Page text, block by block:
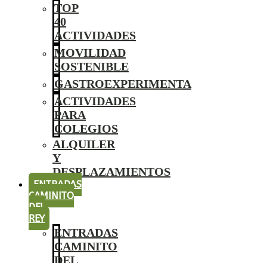
TOP
40
ACTIVIDADES
MOVILIDAD
SOSTENIBLE
GASTROEXPERIMENTA
ACTIVIDADES
PARA
COLEGIOS
ALQUILER
Y
DESPLAZAMIENTOS
ENTRADAS
CAMINITO
DEL
REY
ENTRADAS
CAMINITO
DEL